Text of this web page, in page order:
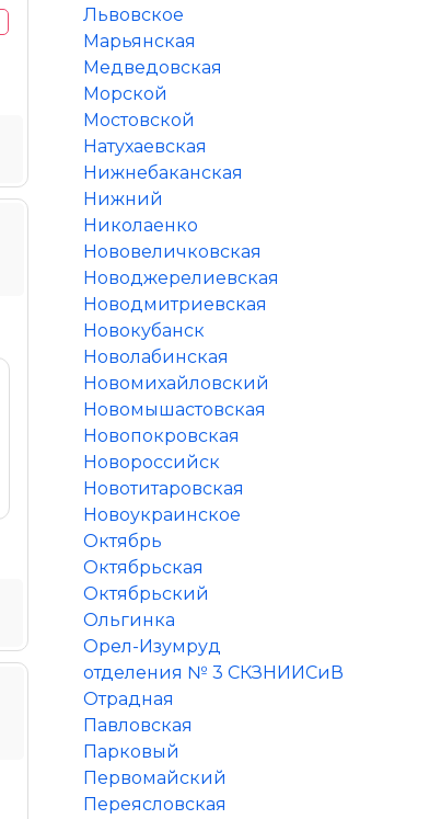
Львовское
Марьянская
Медведовская
Морской
Мостовской
Натухаевская
Нижнебаканская
Нижний
Николаенко
Нововеличковская
Новоджерелиевская
Новодмитриевская
Новокубанск
Новолабинская
Новомихайловский
Новомышастовская
Новопокровская
Новороссийск
Новотитаровская
Новоукраинское
Октябрь
Октябрьская
Октябрьский
Ольгинка
Орел-Изумруд
отделения № 3 СКЗНИИСиВ
Отрадная
Павловская
Парковый
Первомайский
Переясловская